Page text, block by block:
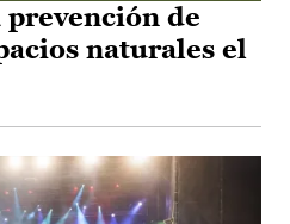
de
naturales el